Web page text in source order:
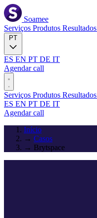
Soamee
Serviços Produtos Resultados
ES EN PT DE IT
Agendar call
Serviços Produtos Resultados
ES EN PT DE IT
Agendar call
Início
→ Casos
→ Brytspace